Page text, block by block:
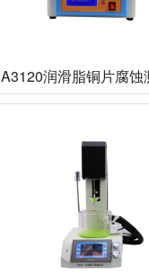
A3120润滑脂铜片腐蚀